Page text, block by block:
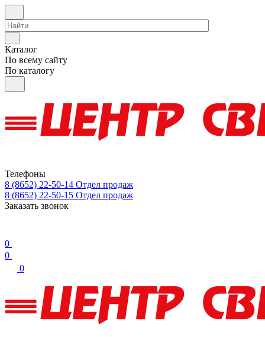
Каталог
По всему сайту
По каталогу
Телефоны
8 (8652) 22-50-14 Отдел продаж
8 (8652) 22-50-15 Отдел продаж
Заказать звонок
0
0
0